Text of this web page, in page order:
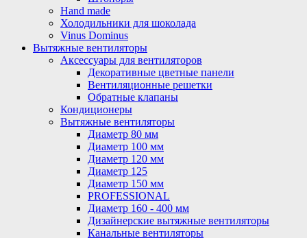
Hand made
Холодильники для шоколада
Vinus Dominus
Вытяжные вентиляторы
Аксессуары для вентиляторов
Декоративные цветные панели
Вентиляционные решетки
Обратные клапаны
Кондиционеры
Вытяжные вентиляторы
Диаметр 80 мм
Диаметр 100 мм
Диаметр 120 мм
Диаметр 125
Диаметр 150 мм
PROFESSIONAL
Диаметр 160 - 400 мм
Дизайнерские вытяжные вентиляторы
Канальные вентиляторы